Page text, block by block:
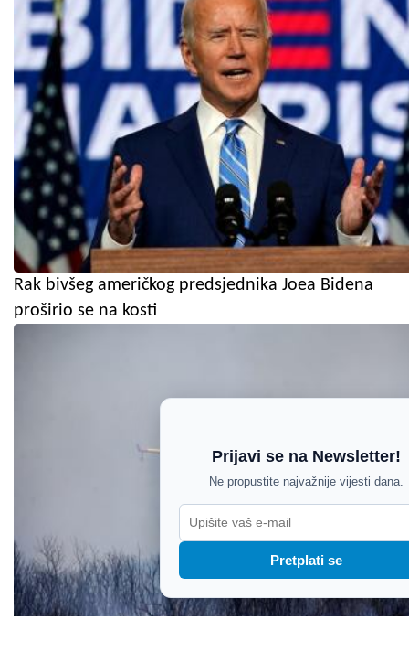
Rak bivšeg američkog predsjednika Joea Bidena
proširio se na kosti
Prijavi se na Newsletter!
Ne propustite najvažnije vijesti dana.
Pretplati se